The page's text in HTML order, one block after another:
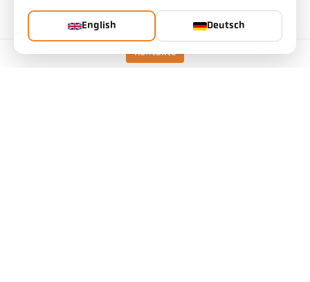
Kontakte
Distanzverhältnis
45 : 1
PZ 15.03
Messprinzip
spektral
English Deutsch